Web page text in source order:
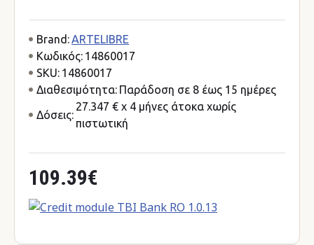
109.39€
Brand:ARTELIBRE
Κωδικός: 14860017
SKU: 14860017
Διαθεσιμότητα: Παράδοση σε 8 έως 15 ημέρες
Δόσεις:
27.347 € x 4 μήνες άτοκα χωρίς
πιστωτική